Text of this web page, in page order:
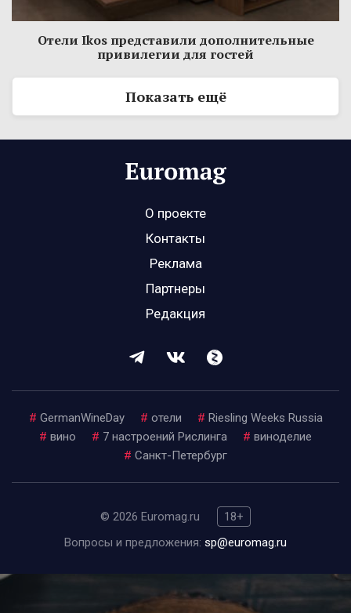
Отели Ikos представили дополнительные
привилегии для гостей
Показать ещё
О проекте
Контакты
Реклама
Партнеры
Редакция
# GermanWineDay # отели # Riesling Weeks Russia
# вино # 7 настроений Рислинга # виноделие
# Санкт-Петербург
© 2026 Euromag.ru
18+
Вопросы и предложения: sp@euromag.ru